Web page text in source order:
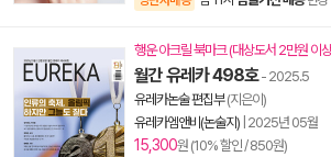
행운 아크릴 북마크 (대상도서 2만원 이
월간 유레카 498호- 2025.5
유레카논술 편집부(지은이)
유레카엠앤비(논술지) 2025년 05월
15,300원 (10% 할인 / 850원)